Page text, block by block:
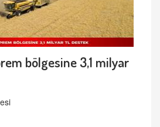
bölgesine 3,1 milyar